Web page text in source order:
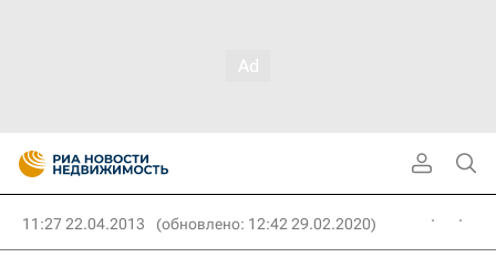
11:27 22.04.2013 (обновлено: 12:42 29.02.2020)